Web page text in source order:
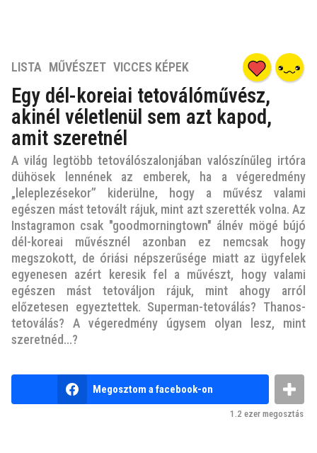
7
v
e
z
e
l
ő
t
t
7
é
v
e
z
e
l
t
LISTA ,MŰVÉSZET ,VICCES KÉPEK
Egy dél-koreiai tetoválóművész,
akinél véletlenül sem azt kapod,
amit szeretnél
A világ legtöbb tetoválószalonjában valószínűleg irtóra
dühösek lennének az emberek, ha a végeredmény
„leleplezésekor” kiderülne, hogy a művész valami
egészen mást tetovált rájuk, mint azt szerették volna. Az
Instagramon csak "goodmorningtown" álnév mögé bújó
dél-koreai művésznél azonban ez nemcsak hogy
megszokott, de óriási népszerűsége miatt az ügyfelek
egyenesen azért keresik fel a művészt, hogy valami
egészen mást tetováljon rájuk, mint ahogy arról
előzetesen egyeztettek. Superman-tetoválás? Thanos-
tetoválás? A végeredmény úgysem olyan lesz, mint
szeretnéd...?
n
Megosztom a facebook-on
1.2 ezer megosztás